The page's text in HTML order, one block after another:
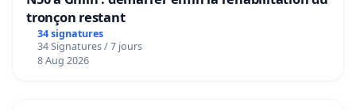
tronçon restant
34 signatures
34 Signatures / 7 jours
8 Aug 2026